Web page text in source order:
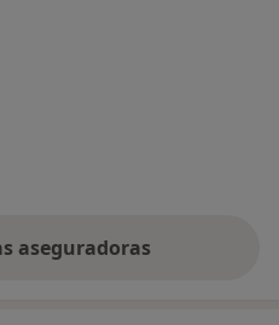
aseguradoras